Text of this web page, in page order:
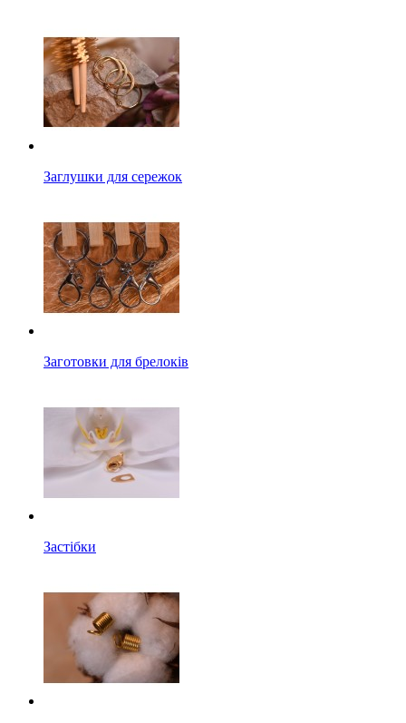
Заглушки для сережок
Заготовки для брелоків
Застібки